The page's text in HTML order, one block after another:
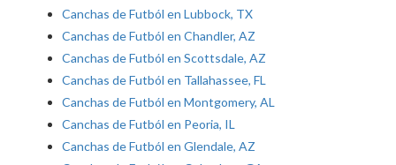
Canchas de Futból en Lubbock, TX
Canchas de Futból en Chandler, AZ
Canchas de Futból en Scottsdale, AZ
Canchas de Futból en Tallahassee, FL
Canchas de Futból en Montgomery, AL
Canchas de Futból en Peoria, IL
Canchas de Futból en Glendale, AZ